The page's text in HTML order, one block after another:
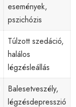
események,
pszichózis
Túlzott szedáció,
halálos
légzésleállás
Balesetveszély,
légzésdepresszió